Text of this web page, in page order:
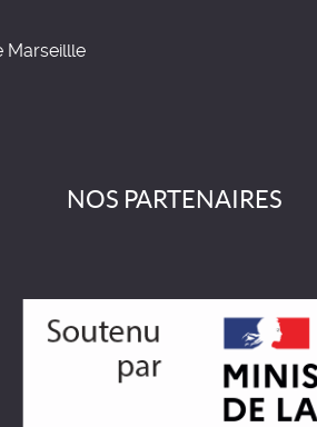
Marseillle
NOS PARTENAIRES